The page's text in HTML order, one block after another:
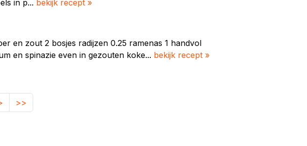
in p... bekijk recept »
en zout 2 bosjes radijzen 0.25 ramenas 1 handvol
en spinazie even in gezouten koke... bekijk recept »
>>